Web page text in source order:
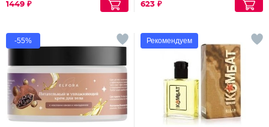
1449 ₽ 623 ₽
-55% Рекомендуем